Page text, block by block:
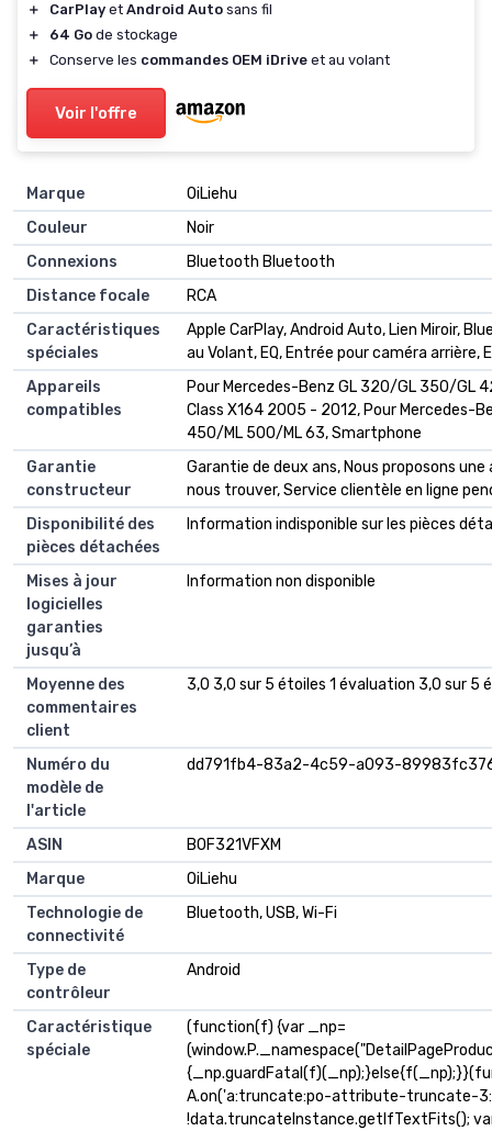
＋
CarPlay et Android Auto sans fil
＋
64 Go de stockage
＋
Conserve les commandes OEM iDrive et au volant
Voir l'offre
Marque
‎OiLiehu
Couleur
‎Noir
Connexions
‎Bluetooth Bluetooth
Distance focale
‎RCA
Caractéristiques
spéciales
‎Apple CarPlay, Android Auto, Lien Miroir,
au Volant, EQ, Entrée pour caméra
Appareils
compatibles
‎Pour Mercedes-Benz GL 320/GL 350/GL
Class X164 2005 - 2012, Pour Mercedes-
450/ML 500/ML 63, Smartphone
Garantie
constructeur
‎Garantie de deux ans, Nous proposons
nous trouver, Service clientèle en ligne
Disponibilité des
pièces détachées
‎Information indisponible sur les pièces
Mises à jour
logicielles
garanties
jusqu’à
‎Information non disponible
Moyenne des
commentaires
client
3,0 3,0 sur 5 étoiles 1 évaluation 3,0 sur 5
Numéro du
modèle de
l'article
dd791fb4-83a2-4c59-a093-
ASIN
B0F321VFXM
Marque
OiLiehu
Technologie de
connectivité
Bluetooth, USB, Wi-Fi
Type de
contrôleur
Android
Caractéristique
spéciale
(function(f) {var _np=
A.on('a:truncate:po-attribute-truncate-
!data.truncateInstance.getIfTextFits();